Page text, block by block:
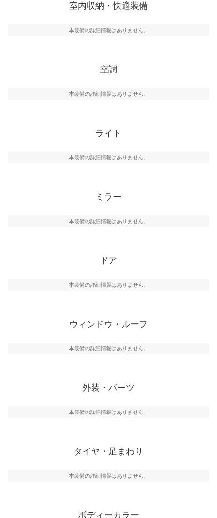
室内収納・快適装備
本装備の詳細情報はありません。
空調
本装備の詳細情報はありません。
ライト
本装備の詳細情報はありません。
ミラー
本装備の詳細情報はありません。
ドア
本装備の詳細情報はありません。
ウィンドウ・ルーフ
本装備の詳細情報はありません。
外装・パーツ
本装備の詳細情報はありません。
タイヤ・足まわり
本装備の詳細情報はありません。
ボディーカラー